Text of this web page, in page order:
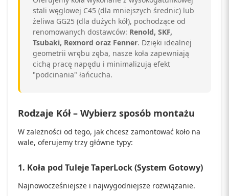
stali węglowej C45 (dla mniejszych średnic) lub
żeliwa GG25 (dla dużych kół), pochodzące od
renomowanych dostawców: Renold, SKF,
Tsubaki, Rexnord oraz Fenner. Dzięki idealnej
geometrii wrębu zęba, nasze koła zapewniają
cichą pracę napędu i minimalizują efekt
"podcinania" łańcucha.
Rodzaje Kół – Wybierz sposób montażu
W zależności od tego, jak chcesz zamontować koło na
wale, oferujemy trzy główne typy:
1. Koła pod Tuleje TaperLock (System Gotowy)
Najnowocześniejsze i najwygodniejsze rozwiązanie.